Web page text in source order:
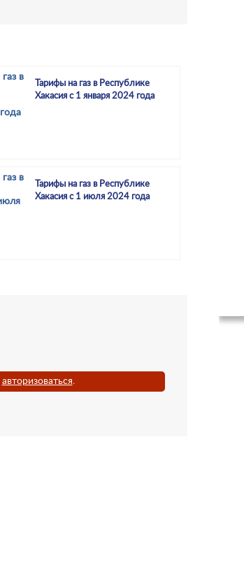
Тарифы на газ в Республике
Хакасия с 1 января 2024 года
Тарифы на газ в Республике
Хакасия с 1 июля 2024 года
авторизоваться.